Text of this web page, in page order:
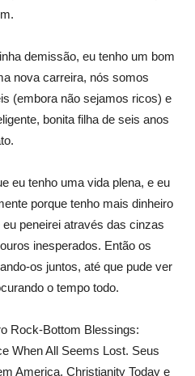
demissão, eu tenho um bom
nova carreira, nós somos
(embora não sejamos ricos) e
bonita filha de seis anos
eu tenho uma vida plena, e eu
porque tenho mais dinheiro
peneirei através das cinzas
inesperados. Então os
os juntos, até que pude ver
o tempo todo.
Rock-Bottom Blessings:
When All Seems Lost. Seus
America, Christianity Today e